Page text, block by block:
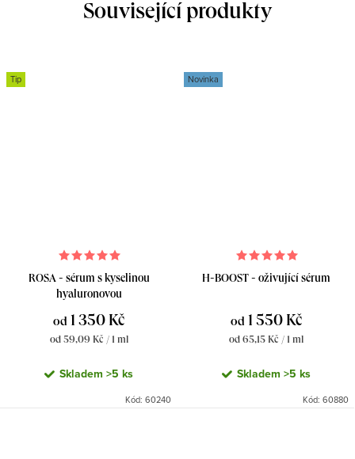
Související produkty
Tip
ROSA - sérum s kyselinou
hyaluronovou
od 1 350 Kč
Měrná
od 59,09 Kč / 1 ml
Skladem >5 ks
Kód: 60240
Novinka
H-BOOST - oživující sérum
od 1 550 Kč
Měrná
od 65,15 Kč / 1 ml
Skladem >5 ks
Kód: 60880